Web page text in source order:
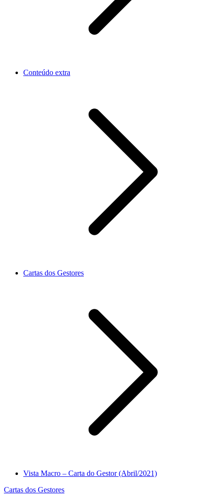
Conteúdo extra
Cartas dos Gestores
Vista Macro – Carta do Gestor (Abril/2021)
Cartas dos Gestores